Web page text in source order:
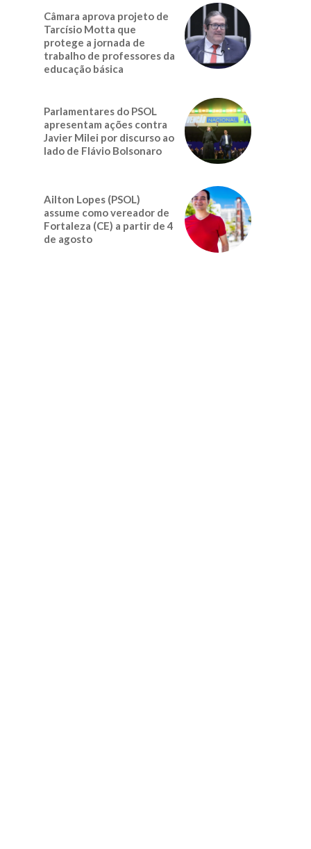
Câmara aprova projeto de
Tarcísio Motta que
protege a jornada de
trabalho de professores da
educação básica
Parlamentares do PSOL
apresentam ações contra
Javier Milei por discurso ao
lado de Flávio Bolsonaro
Ailton Lopes (PSOL)
assume como vereador de
Fortaleza (CE) a partir de 4
de agosto